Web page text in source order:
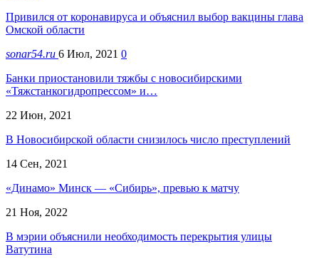
Привился от коронавируса и объяснил выбор вакцины глава
Омской области
sonar54.ru 6 Июл, 2021 0
Банки приостановили тяжбы с новосибирскими
«Тяжстанкогидропрессом» и…
22 Июн, 2021
В Новосибирской области снизилось число преступлений
14 Сен, 2021
«Динамо» Минск — «Сибирь», превью к матчу
21 Ноя, 2022
В мэрии объяснили необходимость перекрытия улицы
Ватутина